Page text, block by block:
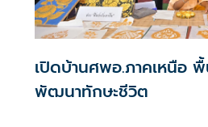
เปิดบ้านศพอ.ภาคเหนือ
พัฒนาทักษะชีวิต